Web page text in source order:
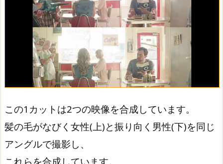
この1カットは2つの映像を合成しています。
髪の毛がなびく女性(上)と振り向く男性(下)を同じ
アングルで撮影し、
これらを合成しています。